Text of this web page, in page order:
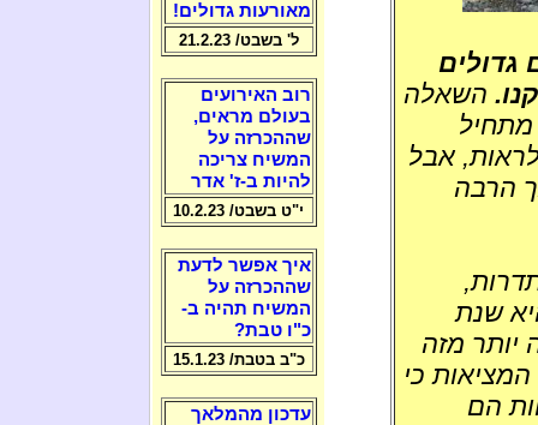
גדולים
השאלה
אבל
הרבה
שנת
יותר מזה
כי
הם
מאורעות גדולים!
ל' בשבט/ 21.2.23
רוב האירועים
בעולם מראים,
שההכרזה על
המשיח צריכה
להיות ב-ז' אדר
י"ט בשבט/ 10.2.23
איך אפשר לדעת
שההכרזה על
המשיח תהיה ב-
כ"ו טבת?
כ"ב בטבת/ 15.1.23
עדכון מהמלאך